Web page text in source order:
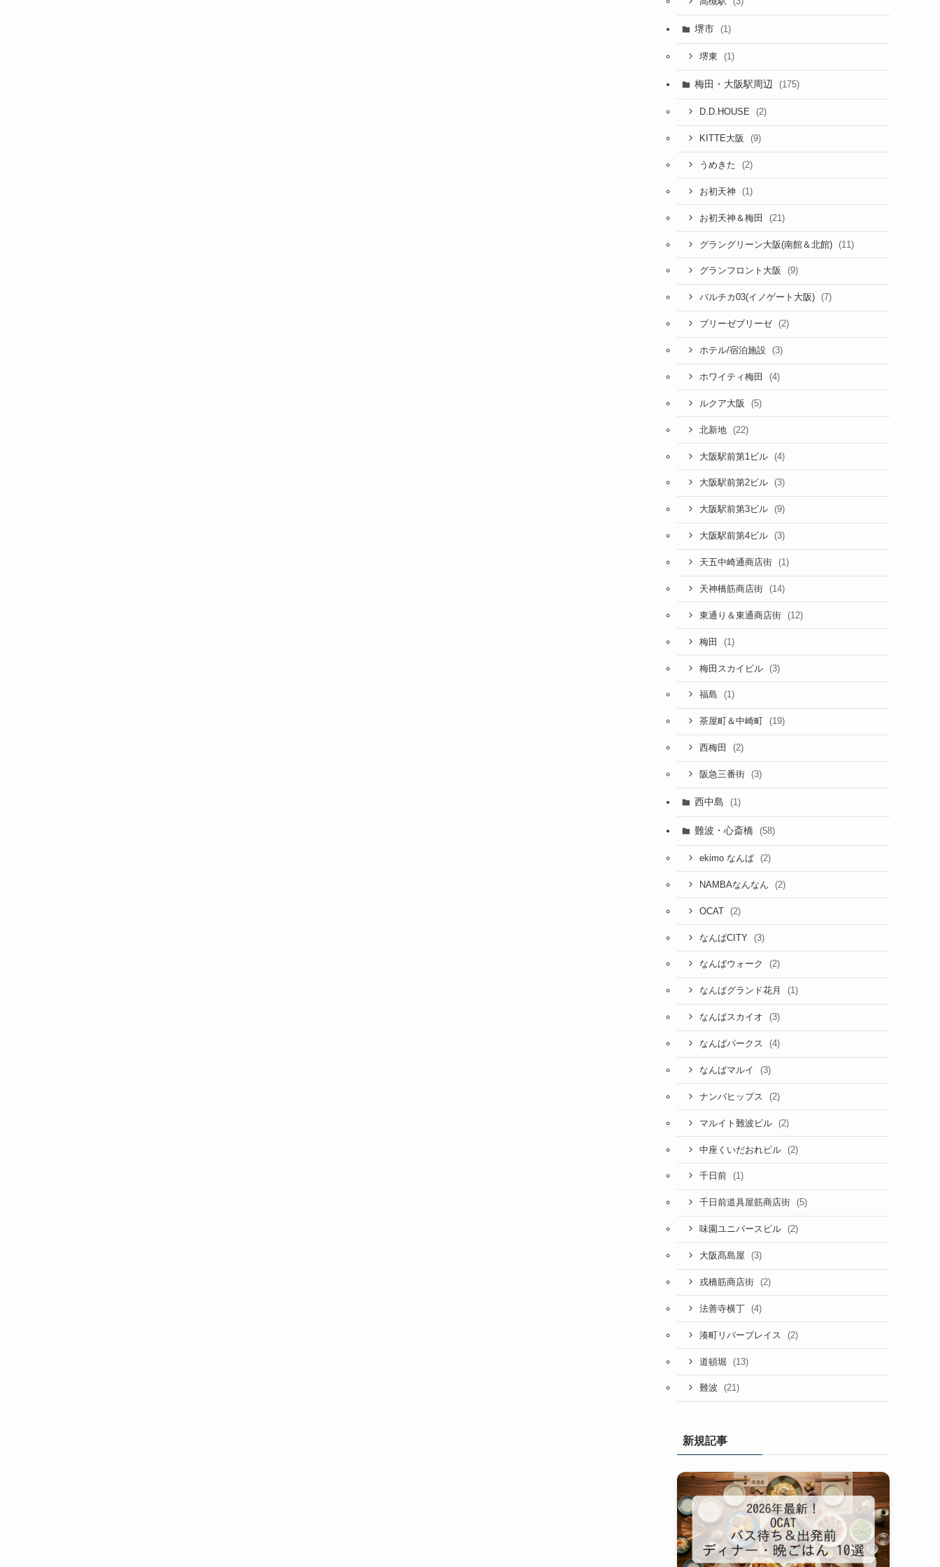
堺市 (1)
堺東 (1)
梅田・大阪駅周辺 (175)
D.D.HOUSE (2)
KITTE大阪 (9)
うめきた (2)
お初天神 (1)
お初天神＆梅田 (21)
グラングリーン大阪(南館＆北館) (11)
グランフロント大阪 (9)
バルチカ03(イノゲート大阪) (7)
ブリーゼブリーゼ (2)
ホテル/宿泊施設 (3)
ホワイティ梅田 (4)
ルクア大阪 (5)
北新地 (22)
大阪駅前第1ビル (4)
大阪駅前第2ビル (3)
大阪駅前第3ビル (9)
大阪駅前第4ビル (3)
天五中崎通商店街 (1)
天神橋筋商店街 (14)
東通り＆東通商店街 (12)
梅田 (1)
梅田スカイビル (3)
福島 (1)
茶屋町＆中崎町 (19)
西梅田 (2)
阪急三番街 (3)
西中島 (1)
難波・心斎橋 (58)
ekimo なんば (2)
NAMBAなんなん (2)
OCAT (2)
なんばCITY (3)
なんばウォーク (2)
なんばグランド花月 (1)
なんばスカイオ (3)
なんばパークス (4)
なんばマルイ (3)
ナンバヒップス (2)
マルイト難波ビル (2)
中座くいだおれビル (2)
千日前 (1)
千日前道具屋筋商店街 (5)
味園ユニバースビル (2)
大阪髙島屋 (3)
戎橋筋商店街 (2)
法善寺横丁 (4)
湊町リバープレイス (2)
道頓堀 (13)
難波 (21)
新規記事